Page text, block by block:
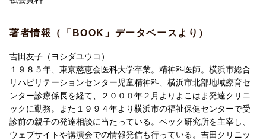
著者情報（「BOOK」データベースより）
吉田友子（ヨシダユウコ）
１９８５年、東京慈恵会医科大学卒業。精神科医師。横浜市総合
リハビリテーションセンター児童精神科、横浜市北部地域療育セ
ンター診療係長を経て、２０００年２月よりよこはま発達クリニ
ックに勤務。また１９９４年より横浜市の福祉保健センターで受
診前の親子の発達相談に当たっている。ペック研究所を主宰し、
ウェブサイトや講演会での情報発信も行っている。吉田クリニッ